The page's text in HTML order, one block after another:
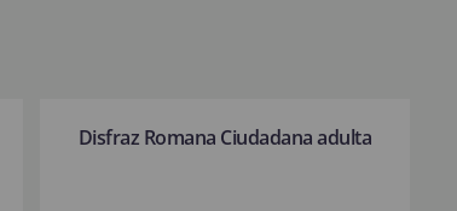
Disfraz Romana Ciudadana adulta